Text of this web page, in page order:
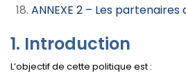
ANNEXE 2 – Les
Introduction
L’objectif de cette politique est :